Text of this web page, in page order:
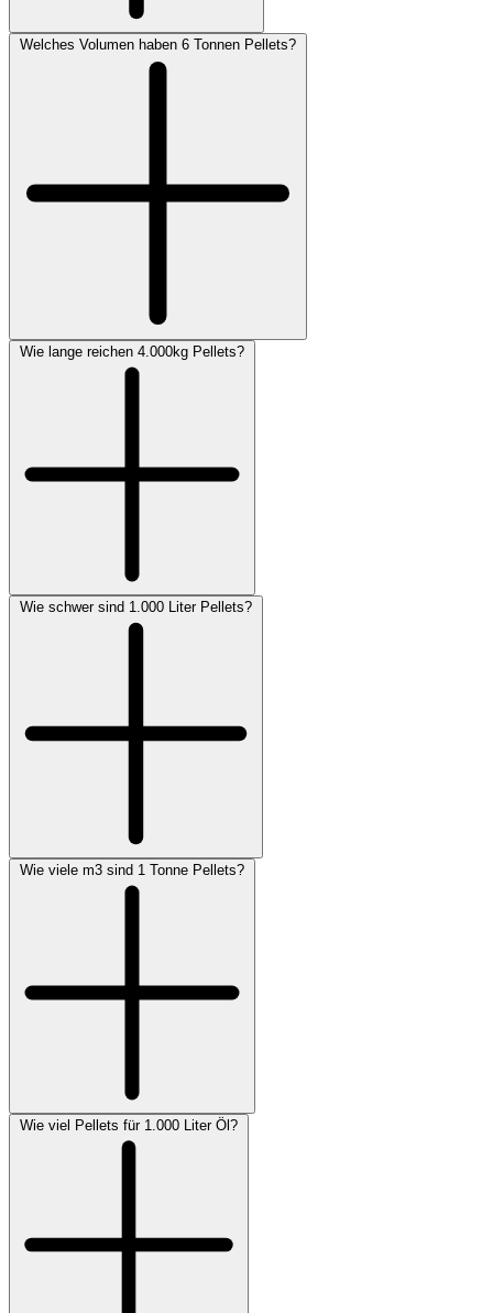
Welches Volumen haben 6 Tonnen Pellets?
Wie lange reichen 4.000kg Pellets?
Wie schwer sind 1.000 Liter Pellets?
Wie viele m3 sind 1 Tonne Pellets?
Wie viel Pellets für 1.000 Liter Öl?